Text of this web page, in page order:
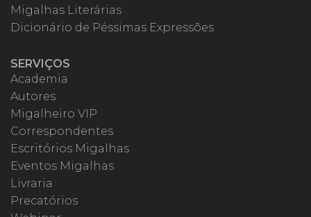
Migalhas Literárias
Dicionário de Péssimas Expressões
SERVIÇOS
Academia
Autores
Migalheiro VIP
Correspondentes
Escritórios Migalhas
Eventos Migalhas
Livraria
Precatórios